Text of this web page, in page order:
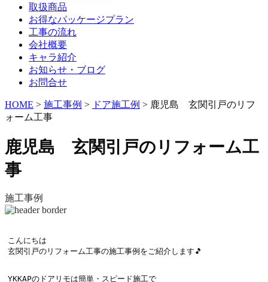
取扱商品
お得なパッケージプラン
工事の流れ
会社概要
キャラ紹介
お知らせ・ブログ
お問合せ
HOME > 施工事例 > ドア施工例 > 鹿児島 玄関引戸のリフ
ォーム工事
鹿児島 玄関引戸のリフォーム工
事
施工事例
こんにちは
玄関引戸のリフォーム工事の施工事例をご紹介します🎵
YKKAPのドアリモは簡単・スピード施工で